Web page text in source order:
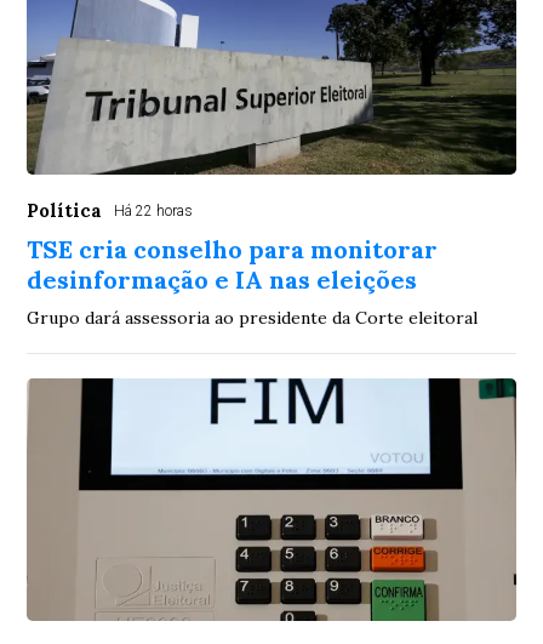
Política Há 22 horas
TSE cria conselho para monitorar
desinformação e IA nas eleições
Grupo dará assessoria ao presidente da Corte eleitoral